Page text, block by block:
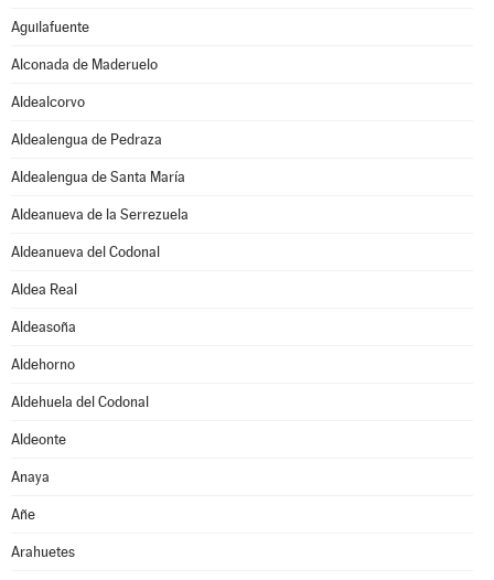
Aguilafuente
Alconada de Maderuelo
Aldealcorvo
Aldealengua de Pedraza
Aldealengua de Santa María
Aldeanueva de la Serrezuela
Aldeanueva del Codonal
Aldea Real
Aldeasoña
Aldehorno
Aldehuela del Codonal
Aldeonte
Anaya
Añe
Arahuetes